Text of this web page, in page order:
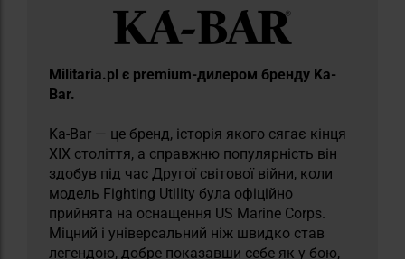
Militaria.pl є premium-дилером бренду Ka-
Bar.
Ka-Bar — це бренд, історія якого сягає кінця
XIX століття, а справжню популярність він
здобув під час Другої світової війни, коли
модель Fighting Utility була офіційно
прийнята на оснащення US Marine Corps.
Міцний і універсальний ніж швидко став
легендою, добре показавши себе як у бою,